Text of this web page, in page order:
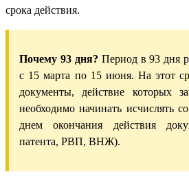
срока действия.
Почему 93 дня? Период в 93 дня
с 15 марта по 15 июня. На этот
документы, действие которых
необходимо начинать исчислять
днем окончания действия
патента, РВП, ВНЖ).